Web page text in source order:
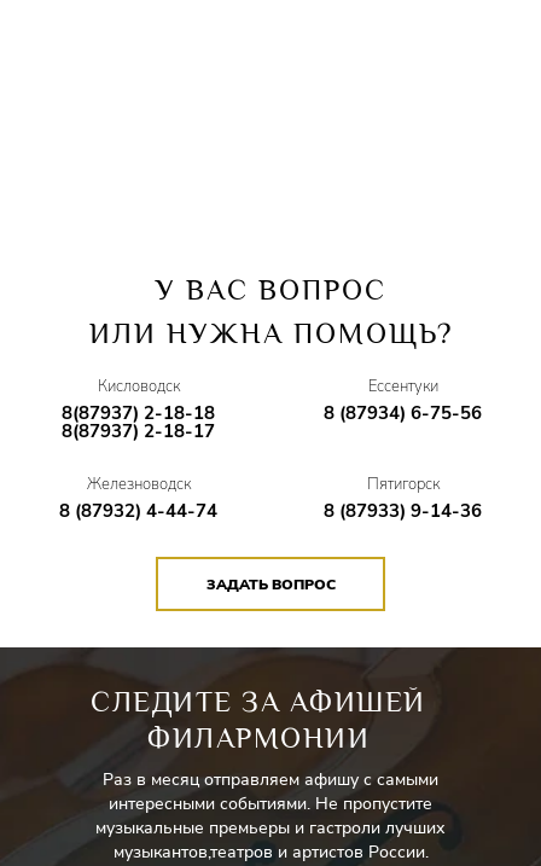
У ВАС ВОПРОС
ИЛИ НУЖНА ПОМОЩЬ?
Кисловодск
8(87937) 2-18-18
8(87937) 2-18-17
Ессентуки
8 (87934) 6-75-56
Железноводск
8 (87932) 4-44-74
Пятигорск
8 (87933) 9-14-36
ЗАДАТЬ ВОПРОС
СЛЕДИТЕ ЗА АФИШЕЙ
ФИЛАРМОНИИ
Раз в месяц отправляем афишу с самыми
интересными событиями. Не пропустите
музыкальные премьеры и гастроли лучших
музыкантов,театров и артистов России.